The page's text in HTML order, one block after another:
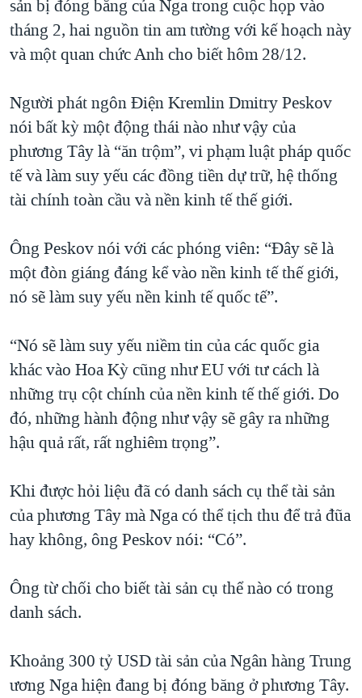
sản bị đóng băng của Nga trong cuộc họp vào
tháng 2, hai nguồn tin am tường với kế hoạch này
và một quan chức Anh cho biết hôm 28/12.
Người phát ngôn Điện Kremlin Dmitry Peskov
nói bất kỳ một động thái nào như vậy của
phương Tây là “ăn trộm”, vi phạm luật pháp quốc
tế và làm suy yếu các đồng tiền dự trữ, hệ thống
tài chính toàn cầu và nền kinh tế thế giới.
Ông Peskov nói với các phóng viên: “Đây sẽ là
một đòn giáng đáng kể vào nền kinh tế thế giới,
nó sẽ làm suy yếu nền kinh tế quốc tế”.
“Nó sẽ làm suy yếu niềm tin của các quốc gia
khác vào Hoa Kỳ cũng như EU với tư cách là
những trụ cột chính của nền kinh tế thế giới. Do
đó, những hành động như vậy sẽ gây ra những
hậu quả rất, rất nghiêm trọng”.
Khi được hỏi liệu đã có danh sách cụ thể tài sản
của phương Tây mà Nga có thể tịch thu để trả đũa
hay không, ông Peskov nói: “Có”.
Ông từ chối cho biết tài sản cụ thể nào có trong
danh sách.
Khoảng 300 tỷ USD tài sản của Ngân hàng Trung
ương Nga hiện đang bị đóng băng ở phương Tây.